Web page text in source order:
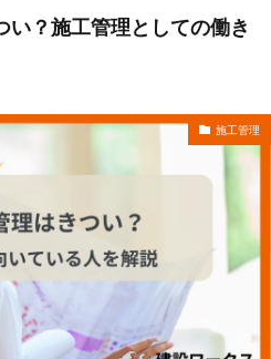
い？施工管理としての働き
施工管理